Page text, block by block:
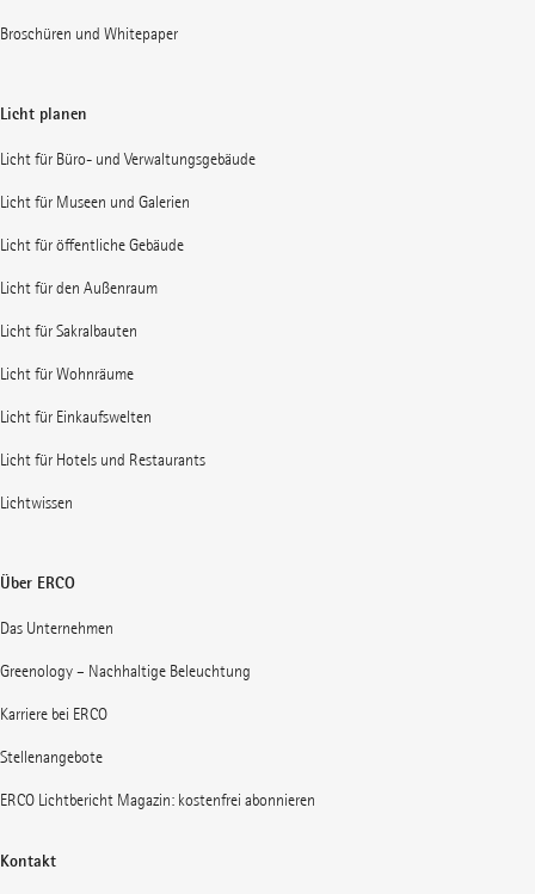
Broschüren und Whitepaper
Licht planen
Licht für Büro- und Verwaltungsgebäude
Licht für Museen und Galerien
Licht für öffentliche Gebäude
Licht für den Außenraum
Licht für Sakralbauten
Licht für Wohnräume
Licht für Einkaufswelten
Licht für Hotels und Restaurants
Lichtwissen
Über ERCO
Das Unternehmen
Greenology – Nachhaltige Beleuchtung
Karriere bei ERCO
Stellenangebote
ERCO Lichtbericht Magazin: kostenfrei abonnieren
Kontakt